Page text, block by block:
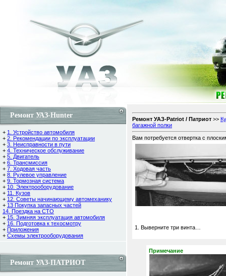
Ремонт УАЗ-Hunter
+ 1. Устройство автомобиля
+ 2. Рекомендации по эксплуатации
+ 3. Неисправности в пути
+ 4. Техническое обслуживание
+ 5. Двигатель
+ 6. Трансмиссия
+ 7. Ходовая часть
+ 8. Рулевое управление
+ 9. Тормозная система
+ 10. Электрооборудование
+ 11. Кузов
+ 12. Советы начинающему автомеханику
+ 13 Покупка запасных частей
14. Поездка на СТО
+ 15. Зимняя эксплуатация автомобиля
+ 16. Подготовка к техосмотру
+ Приложения
+ Схемы электрооборудования
Ремонт УАЗ-ПАТРИОТ
Ремонт УАЗ-Patriot / Патриот >>
багажной полки
Вам потребуется отвертка с
1. Выверните три винта…
Примечание